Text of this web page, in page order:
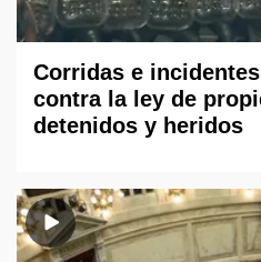
Corridas e
contra la ley de
detenidos y heridos